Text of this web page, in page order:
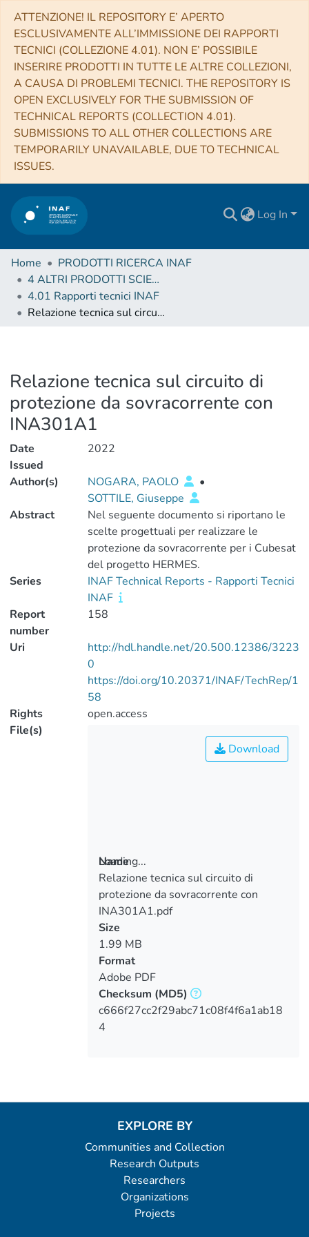
ATTENZIONE! IL REPOSITORY E’ APERTO
ESCLUSIVAMENTE ALL’IMMISSIONE DEI RAPPORTI
TECNICI (COLLEZIONE 4.01). NON E’ POSSIBILE
INSERIRE PRODOTTI IN TUTTE LE ALTRE COLLEZIONI,
A CAUSA DI PROBLEMI TECNICI. THE REPOSITORY IS
OPEN EXCLUSIVELY FOR THE SUBMISSION OF
TECHNICAL REPORTS (COLLECTION 4.01).
SUBMISSIONS TO ALL OTHER COLLECTIONS ARE
TEMPORARILY UNAVAILABLE, DUE TO TECHNICAL
ISSUES.
Log In
Home
PRODOTTI RICERCA INAF
4 ALTRI PRODOTTI SCIENTIFICI (Other scientific products)
4.01 Rapporti tecnici INAF
Relazione tecnica sul circuito di protezione da sovracorrente con INA301A1
Relazione tecnica sul circuito di
protezione da sovracorrente con
INA301A1
Date
Issued
2022
Author(s) NOGARA, PAOLO
•
SOTTILE, Giuseppe
Abstract
Nel seguente documento si riportano le
scelte progettuali per realizzare le
protezione da sovracorrente per i Cubesat
del progetto HERMES.
Series
INAF Technical Reports - Rapporti Tecnici
INAF
Report
number
158
Uri
http://hdl.handle.net/20.500.12386/3223
0
https://doi.org/10.20371/INAF/TechRep/1
58
Rights
open.access
File(s)
Loading...
Loading...
Download
Name
Relazione tecnica sul circuito di
protezione da sovracorrente con
INA301A1.pdf
Size
1.99 MB
Format
Adobe PDF
Checksum (MD5)
c666f27cc2f29abc71c08f4f6a1ab18
4
EXPLORE BY
Communities and Collection
Research Outputs
Researchers
Organizations
Projects